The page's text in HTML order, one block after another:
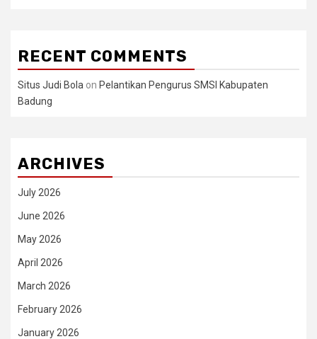
RECENT COMMENTS
Situs Judi Bola on Pelantikan Pengurus SMSI Kabupaten
Badung
ARCHIVES
July 2026
June 2026
May 2026
April 2026
March 2026
February 2026
January 2026